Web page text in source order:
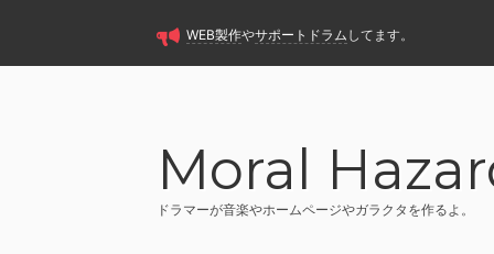
WEB製作やサポートドラム してます。
Moral
ドラマーが音楽やホームページやガラクタを作るよ。